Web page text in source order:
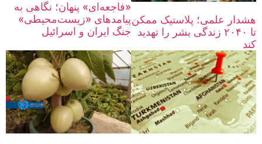
هشدار علمی؛ پلاستیک ممکن
تا ۲۰۴۰ زندگی بشر را تهدید
کند
«فاجعه‌ای» پنهان؛ نگاهی به
پیامدهای «زیست‌محیطی»
جنگ ایران و اسرائیل